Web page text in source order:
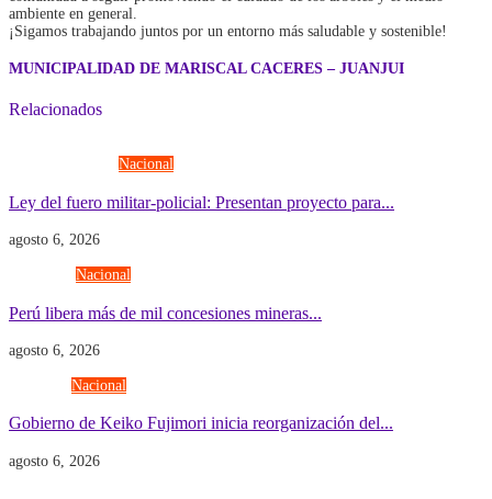
ambiente en general.
¡Sigamos trabajando juntos por un entorno más saludable y sostenible!
MUNICIPALIDAD DE MARISCAL CACERES – JUANJUI
Relacionados
Nacional
Ley del fuero militar-policial: Presentan proyecto para...
agosto 6, 2026
Nacional
Perú libera más de mil concesiones mineras...
agosto 6, 2026
Nacional
Gobierno de Keiko Fujimori inicia reorganización del...
agosto 6, 2026